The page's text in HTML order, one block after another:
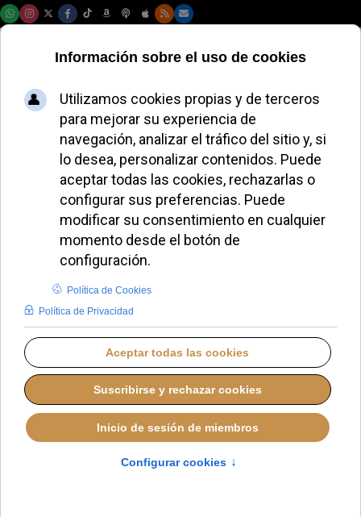
Enrique Benavent
presidirá el
encuentro de
profesores en la
Catedral de
Valencia
LAURA CLAVERÍA
DIÓCESIS DE VALENCIA
LUNES, 01 SEPTIEMBRE 2025 12:48